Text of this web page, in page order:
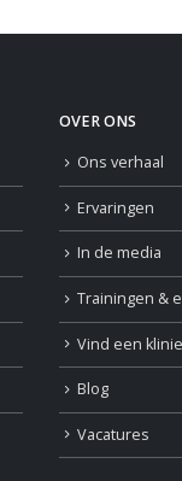
OVER ONS
Ons verhaal
Ervaringen
In de media
Trainingen &
Vind een
Blog
Vacatures